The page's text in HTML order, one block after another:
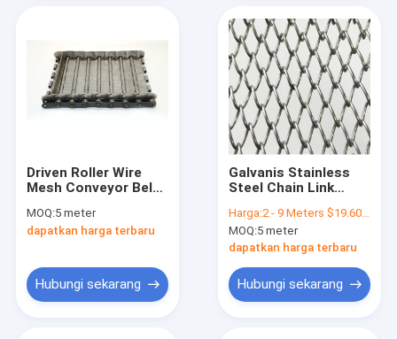
Driven Roller Wire
Mesh Conveyor Belt
Attachment
MOQ:5 meter
dapatkan harga terbaru
Hubungi sekarang
Galvanis Stainless
Steel Chain Link
Plate untuk Conveyor
Belts
Harga:2 - 9 Meters $19.60 ，10 - 49 Meters $18.80， 50 - 99 Meters $17.60 ，>=100 Meters $16.80
MOQ:5 meter
dapatkan harga terbaru
Hubungi sekarang